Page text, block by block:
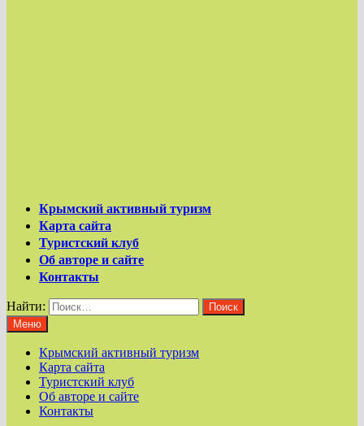
Крымский активный туризм
Карта сайта
Туристский клуб
Об авторе и сайте
Контакты
Найти:
Меню
Крымский активный туризм
Карта сайта
Туристский клуб
Об авторе и сайте
Контакты